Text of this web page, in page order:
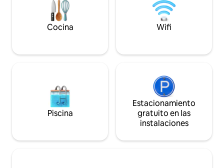
automóvil. Tus
estarán
preguntas o
Cocina Wifi
Piscina
Estacionamiento
gratuito en las
instalaciones